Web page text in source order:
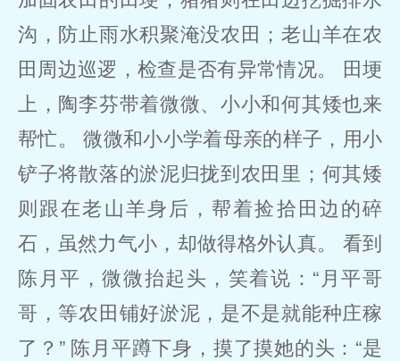
沟，防止雨水积聚淹没农田；老山羊在农
田周边巡逻，检查是否有异常情况。 田埂
上，陶李芬带着微微、小小和何其矮也来
帮忙。 微微和小小学着母亲的样子，用小
铲子将散落的淤泥归拢到农田里；何其矮
则跟在老山羊身后，帮着捡拾田边的碎
石，虽然力气小，却做得格外认真。 看到
陈月平，微微抬起头，笑着说：“月平哥
哥，等农田铺好淤泥，是不是就能种庄稼
了？” 陈月平蹲下身，摸了摸她的头：“是